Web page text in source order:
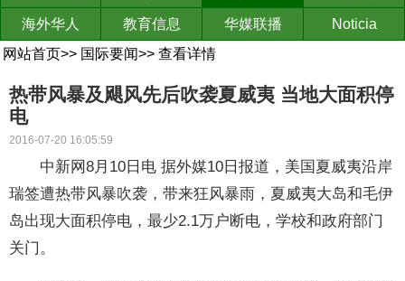
海外华人 教育信息 华媒联播
Noticia
网站首页>> 国际要闻>> 查看详情
热带风暴及飓风先后吹袭夏威夷 当地大面积停
电
2016-07-20 16:05:59
中新网8月10日电 据外媒10日报道，美国夏威夷沿岸
瑞签遭热带风暴吹袭，带来狂风暴雨，夏威夷大岛和毛伊
岛出现大面积停电，最少2.1万户断电，学校和政府部门
关门。